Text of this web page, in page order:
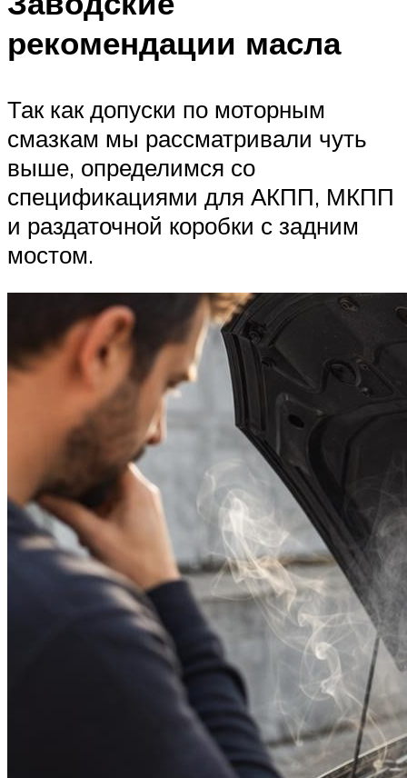
рекомендации масла
Так как допуски по моторным
смазкам мы рассматривали чуть
выше, определимся со
спецификациями для АКПП, МКПП
и раздаточной коробки с задним
мостом.